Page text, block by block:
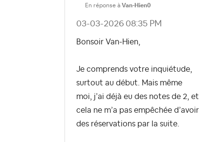
En réponse à Van-Hien0
‎03-03-2026 08:35 PM
Bonsoir Van-Hien,
Je comprends votre inquiétude,
surtout au début. Mais même
moi, j’ai déjà eu des notes de 2, et
cela ne m’a pas empêchée d’avoir
des réservations par la suite.